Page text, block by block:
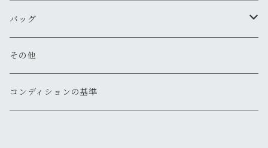
新品
古着
新品
マウンテンパーカー
古着
その他
古着
ナイロンジャケット
古着
古着
新品
シャツ（長袖）
古着
パーカー
古着
スウェット
新品
古着
新品
オーバーオール
古着
その他
古着
新品
長靴・レインシューズ
その他
新品
バングル・リストバンド
ピアス
リング
新品
古着
キーケース
手袋
新品
ベルト
キャップ
古着
ハット
新品
ニットキャップ・ビーニー
バッグ
ショルダー
新品
トート
その他
コンディションの基準